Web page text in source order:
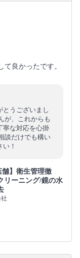
良かったです。
とうございまし
が、これからも
寧な対応を心掛
談だけでも構い
！
舗】衛生管理徹
リーニング/鏡の水